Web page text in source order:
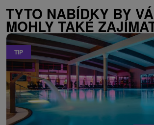
TYTO NABÍDKY BY
MOHLY TAKÉ
TIP